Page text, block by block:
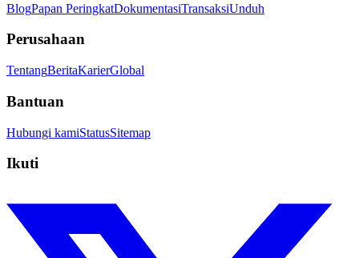
BlogPapan PeringkatDokumentasiTransaksiUnduh
Perusahaan
TentangBeritaKarierGlobal
Bantuan
Hubungi kamiStatusSitemap
Ikuti